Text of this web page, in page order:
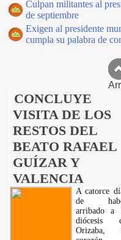
Culpan militantes al
de septiembre
Exigen al presidente
cumpla su palabra de
CONCLUYE
VISITA DE LOS
RESTOS DEL
BEATO RAFAEL
GUÍZAR Y
VALENCIA
A catorce
de
arribado a
diócesis
Orizaba,